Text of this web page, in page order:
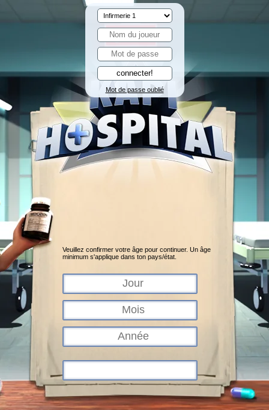
Mot de passe oublié
Veuillez confirmer votre âge pour continuer. Un âge
minimum s'applique dans ton pays/état.